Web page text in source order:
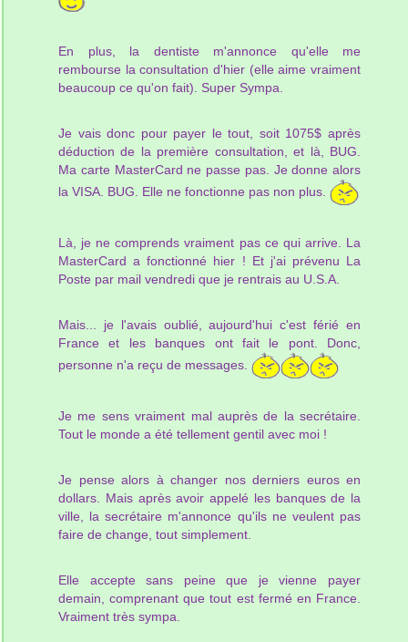
En plus, la dentiste m'annonce qu'elle me
rembourse la consultation d'hier (elle aime vraiment
beaucoup ce qu'on fait). Super Sympa.
Je vais donc pour payer le tout, soit 1075$ après
déduction de la première consultation, et là, BUG.
Ma carte MasterCard ne passe pas. Je donne alors
la VISA. BUG. Elle ne fonctionne pas non plus.
Là, je ne comprends vraiment pas ce qui arrive. La
MasterCard a fonctionné hier ! Et j'ai prévenu La
Poste par mail vendredi que je rentrais au U.S.A.
Mais... je l'avais oublié, aujourd'hui c'est férié en
France et les banques ont fait le pont. Donc,
personne n'a reçu de messages.
Je me sens vraiment mal auprès de la secrétaire.
Tout le monde a été tellement gentil avec moi !
Je pense alors à changer nos derniers euros en
dollars. Mais après avoir appelé les banques de la
ville, la secrétaire m'annonce qu'ils ne veulent pas
faire de change, tout simplement.
Elle accepte sans peine que je vienne payer
demain, comprenant que tout est fermé en France.
Vraiment très sympa.